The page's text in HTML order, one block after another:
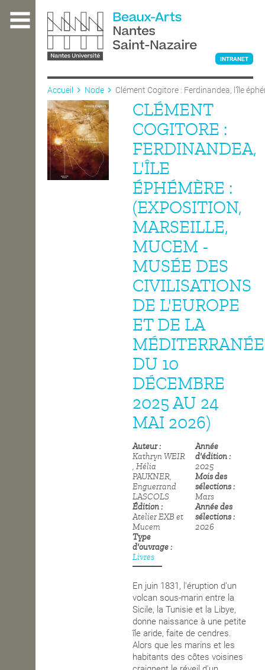
contenu
L'ÉCOLE
ENSEIGNEMENT
INTRANET
Accueil Node Clément Cogitore : Ferdinandea, l'île
CLÉMENT
COGITORE :
FERDINANDEA,
L'ÎLE
ÉPHÉMÈRE :
(EXPOSITION,
MARSEILLE,
MUCEM -
MUSÉE DES
CIVILISATIONS
DE L'EUROPE
ET DE LA
DU 10
DÉCEMBRE
2025 AU 24
MAI 2026)
Auteur
Kathryn WEIR
, Hélia
PAUKNER,
Enguerrand
LASCOLS
Édition
Atelier EXB et
Mucem
Type
d'ouvrage
Livres
Année
d'édition
2025
Mois des
sélections
Mars
Année des
sélections
2026
En juin 1831, l'éruption d'un
volcan sous-marin entre la
Sicile, la Tunisie et la Libye,
donne naissance à une petite
île aride, faite de cendres.
Alors que les marins et les
habitants des côtes voisines